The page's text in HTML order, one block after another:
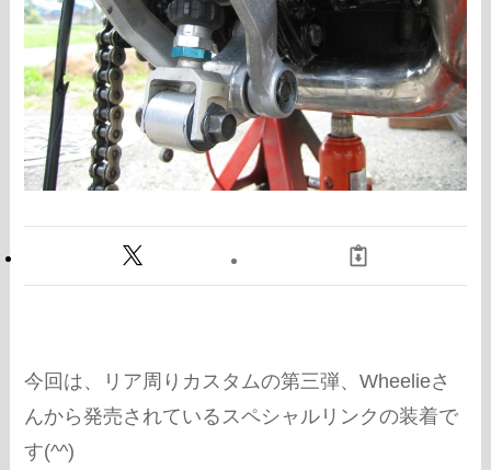
今回は、リア周りカスタムの第三弾、Wheelieさ
んから発売されているスペシャルリンクの装着で
す(^^)